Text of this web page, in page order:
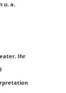
u. a.
Ihr